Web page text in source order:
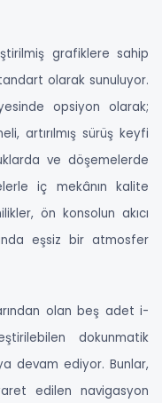
grafiklere sahip
olarak sunuluyor.
opsiyon olarak;
artırılmış sürüş keyfi
ve döşemelerde
iç mekânın kalite
ön konsolun akıcı
eşsiz bir atmosfer
olan beş adet i-
dokunmatik
devam ediyor. Bunlar,
edilen navigasyon